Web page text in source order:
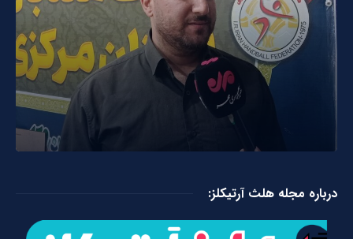
درباره مجله هلث آرتیکلز: